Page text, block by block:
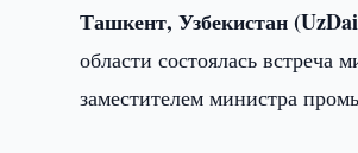
Ташкент, Узбекистан
области состоялась
заместителем министра